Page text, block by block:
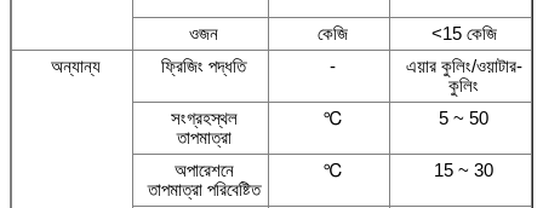
ওজন কেজি
<15 কেজি
অন্যান্য
ফ্রিজিং পদ্ধতি -
এয়ার কুলিং/ওয়াটার-
কুলিং
সংগ্রহস্থল
তাপমাত্রা
℃ 5 ~ 50
অপারেশনে
তাপমাত্রা পরিবেষ্টিত
℃ 15 ~ 30